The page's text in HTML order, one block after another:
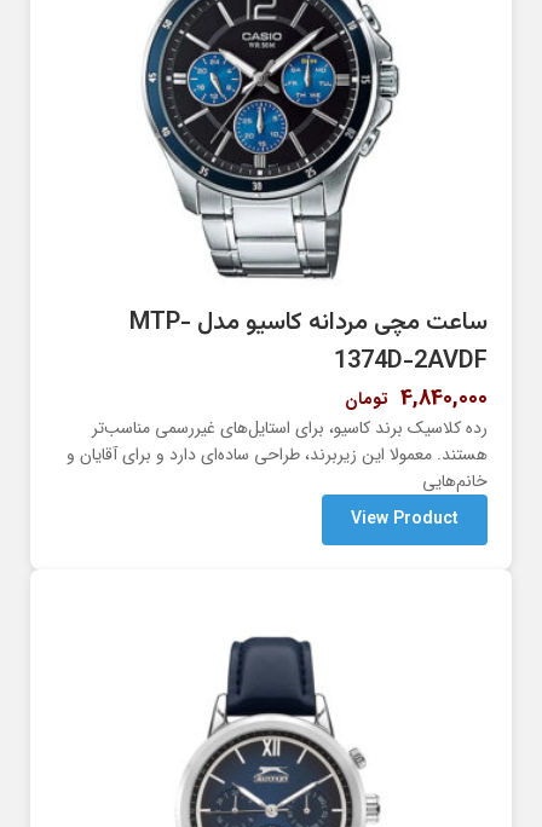
ساعت مچی مردانه کاسیو مدل MTP-
1374D-2AVDF
4,840,000 تومان
رده کلاسیک برند کاسیو، برای استایل‌های غیررسمی مناسب‌تر
هستند. معمولا این زیربرند، طراحی ساده‌ای دارد و برای آقایان و
خانم‌هایی
View Product